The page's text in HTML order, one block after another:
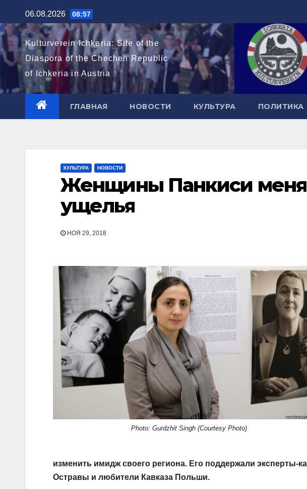
к
содержимому
06.08.2026 08:57
Kulturverein Ichkeria: Site of the
Diaspora of the Chechen Republic
of Ichkeria in Austria
ГЛАВНАЯ НОВОСТИ КУЛЬТУРА ПОЛИТИКА
КУЛЬТУРА НОВОСТИ
Женщины Панкиси
ущелья
НОЯ 29, 2018
Photo: Gurdzhit Singh (Courtesy Photo)
изменить имидж своего региона. Его поддержали эксперты-
Остравы и любители Кавказа Польши.